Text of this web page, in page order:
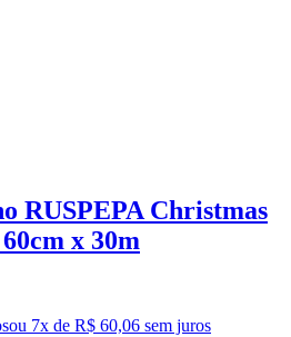
RUSPEPA Christmas
x 30m
ou 7x de R$ 60,06 sem juros